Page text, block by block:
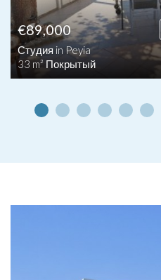
€89,000
Студия in Peyia
33 m² Покрытый